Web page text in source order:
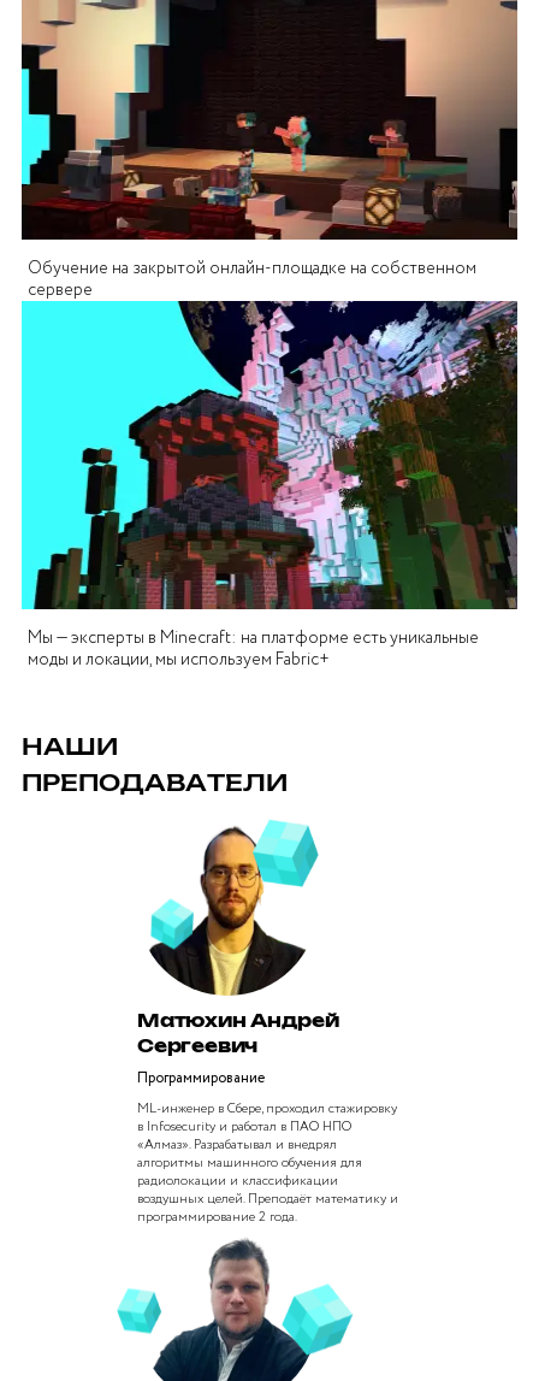
Обучение на закрытой онлайн-площадке на собственном
сервере
Мы — эксперты в Minecraft: на платформе есть уникальные
моды и локации, мы используем Fabric+
НАШИ
ПРЕПОДАВАТЕЛИ
Матюхин Андрей
Сергеевич
Программирование
ML-инженер в Сбере, проходил стажировку
в Infosecurity и работал в ПАО НПО
«Алмаз». Разрабатывал и внедрял
алгоритмы машинного обучения для
радиолокации и классификации
воздушных целей. Преподаёт математику и
программирование 2 года.